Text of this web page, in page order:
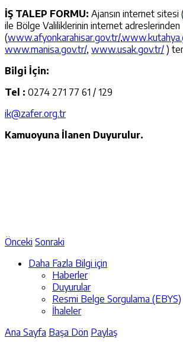
İŞ TALEP FORMU: Ajansın internet sitesi
ile Bölge Valiliklerinin internet adreslerinden
(www.afyonkarahisar.gov.tr/,
www.manisa.gov.tr/, www.usak.gov.tr/ )
Bilgi İçin:
Tel : 0274 271 77 61 / 129
ik@zafer.org.tr
Kamuoyuna İlanen Duyurulur.
Önceki Sonraki
Daha Fazla Bilgi için
Haberler
Duyurular
Resmi Belge Sorgulama (EBYS)
İhaleler
Ana Sayfa Başa Dön Paylaş